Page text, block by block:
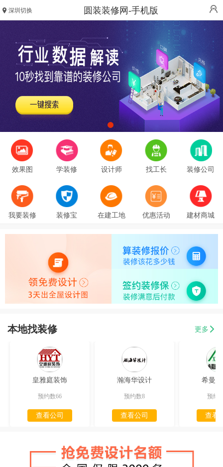
深圳切换 圆装装修网-手机版
效果图 学装修 设计师 找工长 装修公司
我要装修 装修宝 在建工地 优惠活动 建材商城
本地找装修 更多
皇雅庭装饰
预约数66
查看公司
瀚海华设计
预约数8
查看公司
希曼
预约
查看